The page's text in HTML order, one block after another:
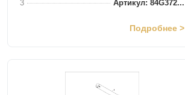
3
Артикул: 84G372...
Подробнее >